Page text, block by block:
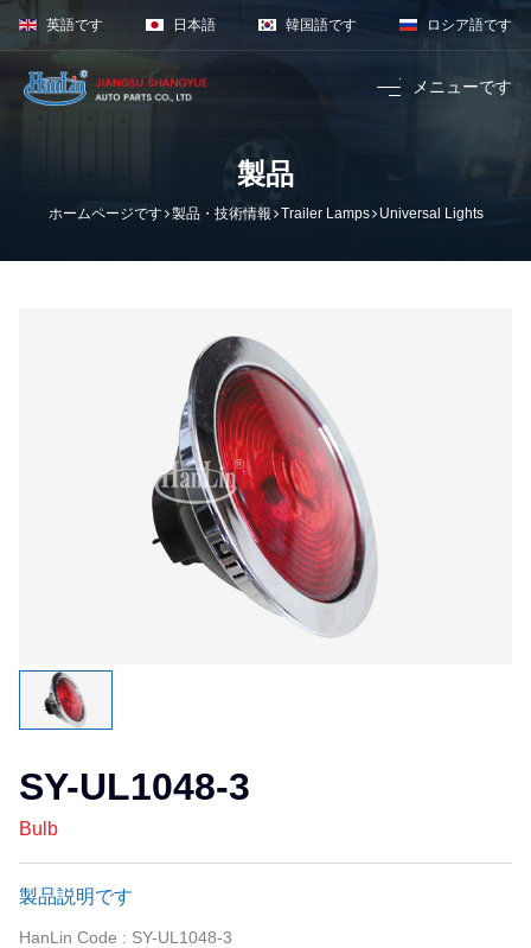
英語です 日本語 韓国語です ロシア語です
メニューです
ホームページで
製品
ホームページです 製品・技術情報 Trailer Lamps Universal Lights
SY-UL1048-3
Bulb
製品説明です
HanLin Code : SY-UL1048-3